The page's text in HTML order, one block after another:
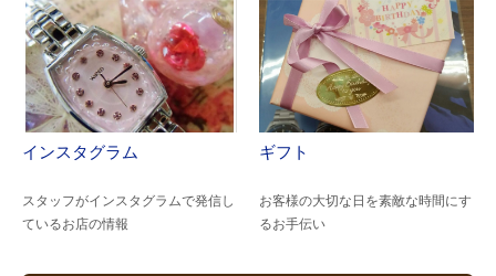
インスタグラム
スタッフがインスタグラムで発信し
ているお店の情報
ギフト
お客様の大切な日を素敵な時間にす
るお手伝い